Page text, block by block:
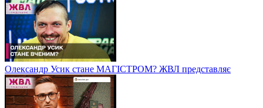
Олександр Усик стане МАГІСТРОМ? ЖВЛ представляє